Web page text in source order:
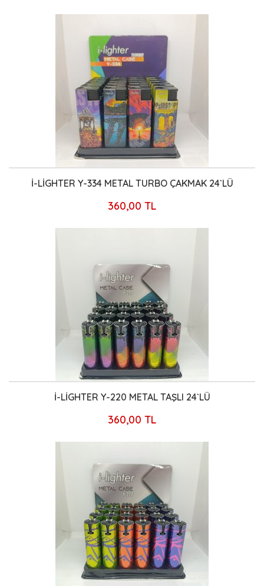
İ-LİGHTER Y-334 METAL TURBO ÇAKMAK 24`LÜ
360,00 TL
İ-LİGHTER Y-220 METAL TAŞLI 24`LÜ
360,00 TL